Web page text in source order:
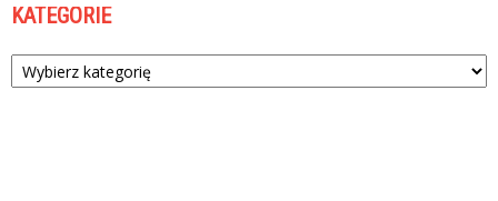
KATEGORIE
Kategorie